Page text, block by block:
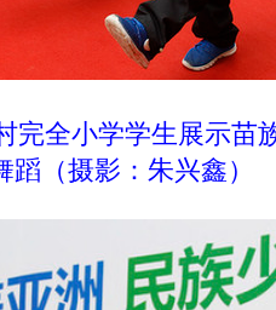
完全小学学生展示苗
蹈 （摄影： 朱兴鑫）